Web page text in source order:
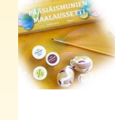
Auringon kirja- ja
Media